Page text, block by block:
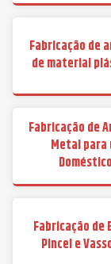
Fabricação de
de material
Fabricação de
Metal para
Doméstico
Fabricação de
Pincel e